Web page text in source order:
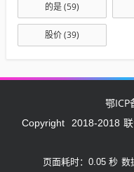
的是(59)
股价(39)
鄂
Copyright 2018-2018
页面耗时：0.05 秒 数